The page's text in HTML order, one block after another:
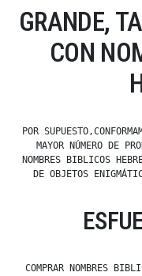
GRANDE,
CON
POR
MAYOR NÚMERO DE
NOMBRES BIBLICOS
DE OBJETOS
COMPRAR NOMBRES